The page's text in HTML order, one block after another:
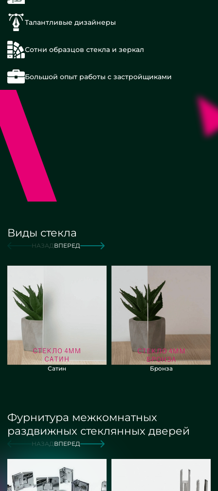
Талантливые дизайнеры
Сотни образцов стекла и зеркал
Большой опыт работы с застройщиками
Одностворчатые
от 15 000 руб./м2
Виды стекла
НАЗАДВПЕРЕД
Сатин Бронза
Фурнитура межкомнатных
раздвижных стеклянных дверей
НАЗАДВПЕРЕД